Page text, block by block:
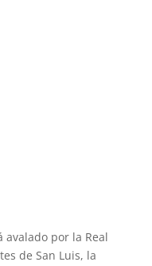
avalado por la Real
de San Luis, la